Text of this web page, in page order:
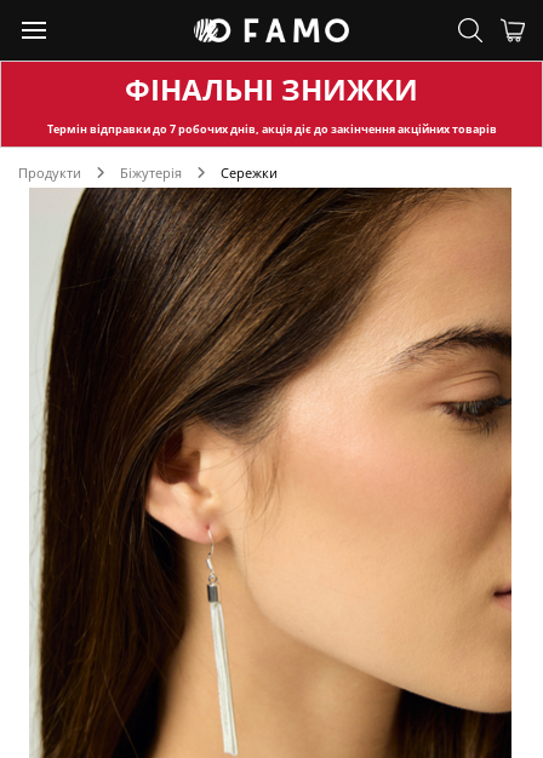
ФІНАЛЬНІ ЗНИЖКИ
Термін відправкидо 7 робочих днів, акція діє до закінчення акційних товарів
Продукти Біжутерія Сережки